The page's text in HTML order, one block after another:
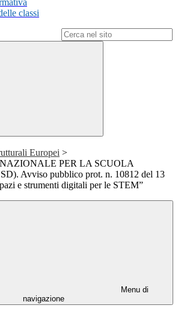
classi
Europei >
PER LA SCUOLA
Avviso pubblico prot. n. 10812 del 13
e strumenti digitali per le STEM”
Menu di
navigazione